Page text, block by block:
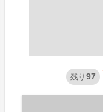
残り 97